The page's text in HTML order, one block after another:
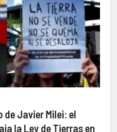
de Javier Milei: el
la Ley de Tierras en